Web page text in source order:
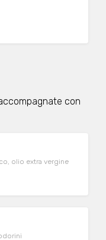
con
olio extra vergine